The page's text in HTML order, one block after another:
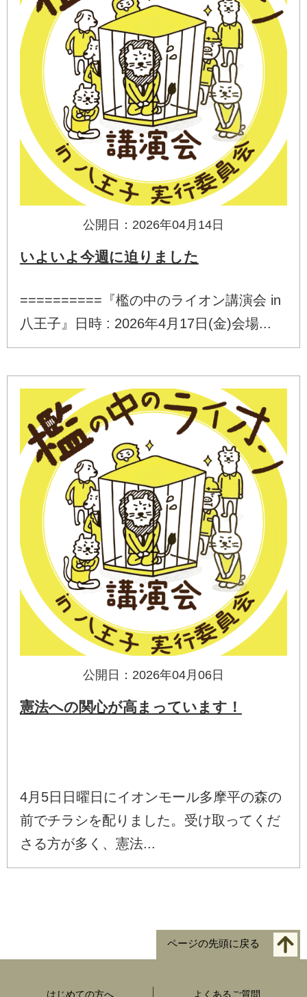
公開日：2026年04月14日
いよいよ今週に迫りました
==========『檻の中のライオン講演会 in
八王子』日時 : 2026年4月17日(金)会場...
公開日：2026年04月06日
憲法への関心が高まっています！
4月5日日曜日にイオンモール多摩平の森の
前でチラシを配りました。受け取ってくだ
さる方が多く、憲法...
ページの先頭に戻る
はじめての方へ よくあるご質問